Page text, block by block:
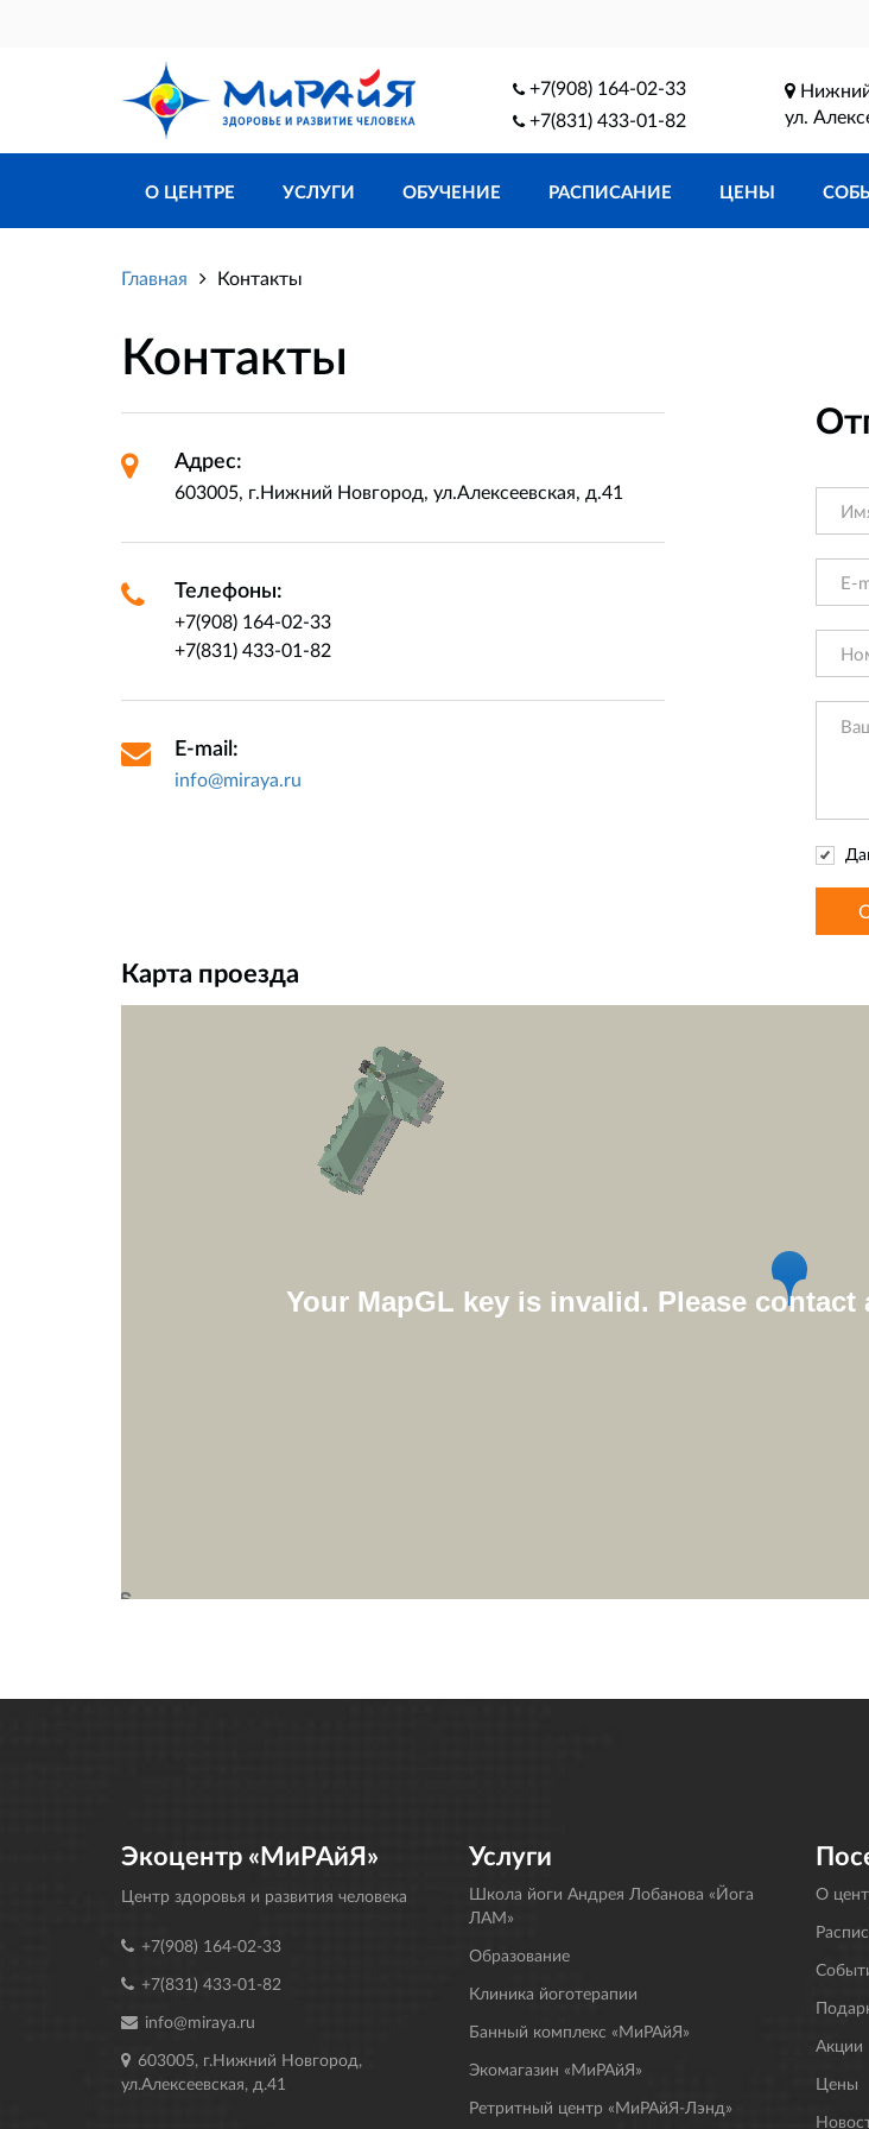
+7(908) 164-02-33
+7(831) 433-01-82
ул.
О ЦЕНТРЕ УСЛУГИ ОБУЧЕНИЕ РАСПИСАНИЕ ЦЕНЫ
Главная Контакты
Контакты
Адрес:
603005, г.Нижний Новгород, ул.Алексеевская, д.41
Телефоны:
+7(908) 164-02-33
+7(831) 433-01-82
E-mail:
info@miraya.ru
Карта проезда
Your MapGL key is invalid. Please contact
Экоцентр «МиРАйЯ»
Центр здоровья и развития человека
+7(908) 164-02-33
+7(831) 433-01-82
info@miraya.ru
603005, г.Нижний Новгород,
ул.Алексеевская, д.41
Услуги
Школа йоги Андрея Лобанова «Йога
ЛАМ»
Образование
Клиника йоготерапии
Банный комплекс «МиРАйЯ»
Экомагазин «МиРАйЯ»
Ретритный центр «МиРАйЯ-Лэнд»
О
Акции
Цены